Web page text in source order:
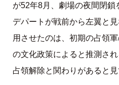
が52年8月、劇場の夜間閉
デパートが戦前から左翼と
用させたのは、初期の占領
の文化政策によると推測さ
占領解除と関わりがあると見